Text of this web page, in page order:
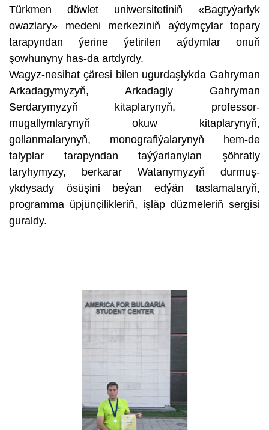
Türkmen döwlet uniwersitetiniň «Bagtyýarlyk
owazlary» medeni merkeziniň aýdymçylar topary
tarapyndan ýerine ýetirilen aýdymlar onuň
şowhunyny has-da artdyrdy.
Wagyz-nesihat çäresi bilen ugurdaşlykda Gahryman
Arkadagymyzyň, Arkadagly Gahryman
Serdarymyzyň kitaplarynyň, professor-
mugallymlarynyň okuw kitaplarynyň,
gollanmalarynyň, monografiýalarynyň hem-de
talyplar tarapyndan taýýarlanylan şöhratly
taryhymyzy, berkarar Watanymyzyň durmuş-
ykdysady ösüşini beýan edýän taslamalaryň,
programma üpjünçilikleriň, işläp düzmeleriň sergisi
guraldy.